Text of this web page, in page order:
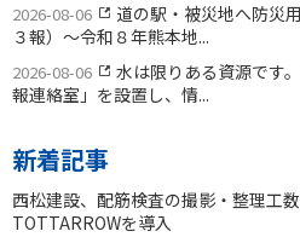
2026-08-06
道の駅・被災地へ防災
３報）〜令和８年熊本地...
2026-08-06
水は限りある資源です
報連絡室」を設置し、情...
新着記事
西松建設、配筋検査の撮影・整理工数
TOTTARROWを導入